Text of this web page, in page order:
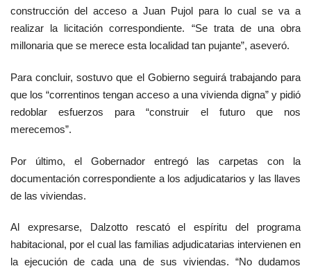
construcción del acceso a Juan Pujol para lo cual se va a
realizar la licitación correspondiente. “Se trata de una obra
millonaria que se merece esta localidad tan pujante”, aseveró.
Para concluir, sostuvo que el Gobierno seguirá trabajando para
que los “correntinos tengan acceso a una vivienda digna” y pidió
redoblar esfuerzos para “construir el futuro que nos
merecemos”.
Por último, el Gobernador entregó las carpetas con la
documentación correspondiente a los adjudicatarios y las llaves
de las viviendas.
Al expresarse, Dalzotto rescató el espíritu del programa
habitacional, por el cual las familias adjudicatarias intervienen en
la ejecución de cada una de sus viviendas. “No dudamos